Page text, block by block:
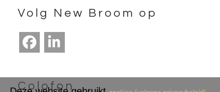
Volg New Broom op
Colofon